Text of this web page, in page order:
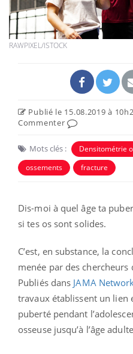
RAWPIXEL/ISTOCK
Publié le 15.08.2019 à
Commenter
Mots clés : Densitométrie
ossements
fracture
Dis-moi à quel âge ta
si tes os sont solides.
C’est, en substance, la
menée par des chercheurs
Publiés dans JAMA
travaux établissent un lien
puberté pendant
osseuse jusqu’à l’âge